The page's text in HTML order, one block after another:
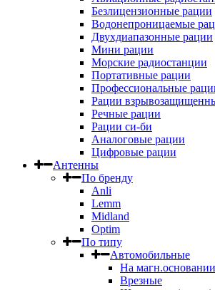
Безлицензионные рации
Водонепроницаемые
Двухдиапазонные рации
Мини рации
Морские радиостанции
Портативные рации
Профессиональные
Рации
Речные рации
Рации си-би
Аналоговые рации
Цифровые рации
Антенны
По бренду
Anli
Lemm
Midland
Optim
По типу
Автомобильные
На магн.основании
Врезные